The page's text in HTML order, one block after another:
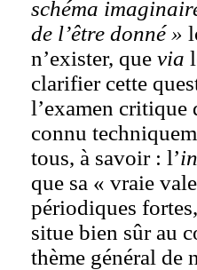
schéma
de l’être donné »
n’exister, que via
clarifier cette
l’examen critique
connu
tous, à savoir : l’
que sa « vraie
périodiques
situe bien sûr au
thème général de